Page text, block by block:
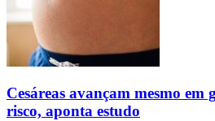
Cesáreas avançam mesmo em
risco, aponta estudo